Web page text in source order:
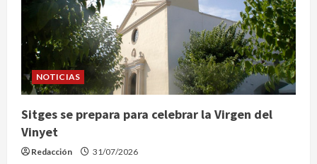
NOTICIAS
Sitges se prepara para celebrar la Virgen del
Vinyet
Redacción 31/07/2026